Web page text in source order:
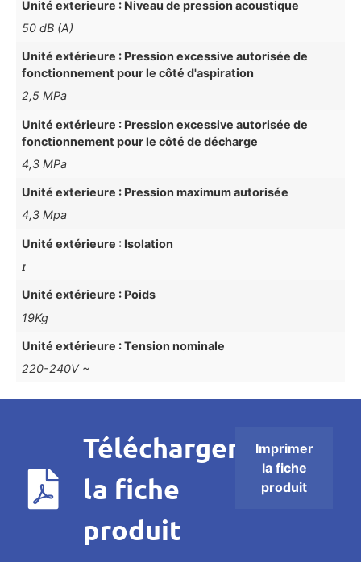
Unité exterieure : Niveau de pression acoustique
50 dB (A)
Unité extérieure : Pression excessive autorisée de
fonctionnement pour le côté d'aspiration
2,5 MPa
Unité extérieure : Pression excessive autorisée de
fonctionnement pour le côté de décharge
4,3 MPa
Unité exterieure : Pression maximum autorisée
4,3 Mpa
Unité extérieure : Isolation
ɪ
Unité extérieure : Poids
19Kg
Unité extérieure : Tension nominale
220-240V ~
Télécharger
la fiche
produit
Imprimer
la fiche
produit